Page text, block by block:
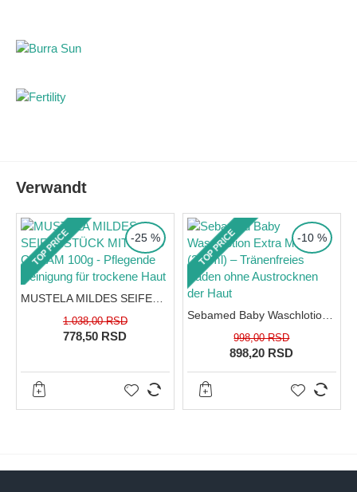
empfohlen wird.
Aufrechterhaltung eines idealen pH-Wertes von 5,5 reinigt
dieses Schaumbad nicht nur, sondern fördert aktiv die
Die perfekte Routine für Kinder mit Ekzemen und
trockener Haut
Ekzemen neigende Haut weiter austrocknen. Deshalb darf
die Pflege nicht in der Badewanne enden. Wir empfehlen, die
Sebamed Baby Körpermilch (mit 23% Lipiden)innerhalb
von 3 Minuten nach dem Verlassen der Badewanne
aufzutragen. Der Schaum reinigt und beruhigt die Haut
perfekt, während die Milch die Zellen tiefenwirksam nährt.
Rat des Apothekers:
Ein warmes
Bad mit diesem milden Schaum
Schafgarbe den entzündeten
Verwandt
TOP PRICE -25 %
778,50 RSD
1.038,00 RSD
TOP PRICE -10 %
Sebamed Baby Waschlotion Extra Mild (200ml) – Tränenfreies Baden ohne Austrocknen der Haut
898,20 RSD
998,00 RSD